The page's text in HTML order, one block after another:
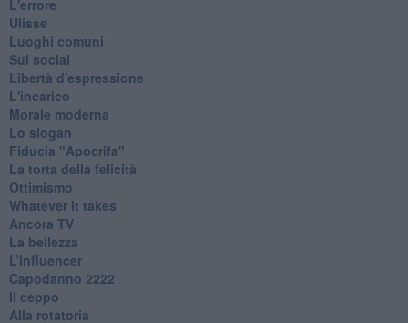
L'errore
Ulisse
Luoghi comuni
Sui social
Libertà d'espressione
L'incarico
Morale moderna
Lo slogan
Fiducia "Apocrifa"
La torta della felicità
Ottimismo
Whatever it takes
Ancora TV
La bellezza
L’Influencer
​Capodanno 2222
Il ceppo
Alla rotatoria